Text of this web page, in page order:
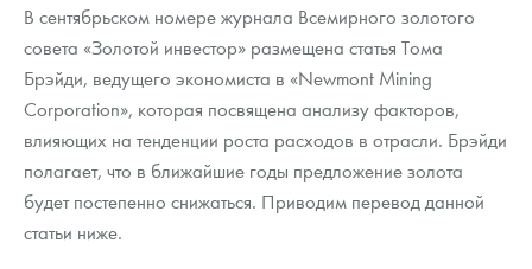
Золотой червонец Сеятель
Аксессуары
Гарри Поттер
Год Лошади
Выкуп монет
Памятка для работы с монетами из драгметаллов
Условия возврата
Монеты
Распродажа монет и жетонов
Итоги 2025 года. Прогноз курсов золота, серебра, платины на
2026 год
Cтатьи
Георгий Победоносец - динамика цен
Курс золота и серебра
Скупка слитков
Контакты
Наши преимущества
Письмо директору
В сентябрьском номере журнала Всемирного золотого
совета «Золотой инвестор» размещена статья Тома
Брэйди, ведущего экономиста в «Newmont Mining
Corporation», которая посвящена анализу факторов,
влияющих на тенденции роста расходов в отрасли. Брэйди
полагает, что в ближайшие годы предложение золота
будет постепенно снижаться. Приводим перевод данной
статьи ниже.